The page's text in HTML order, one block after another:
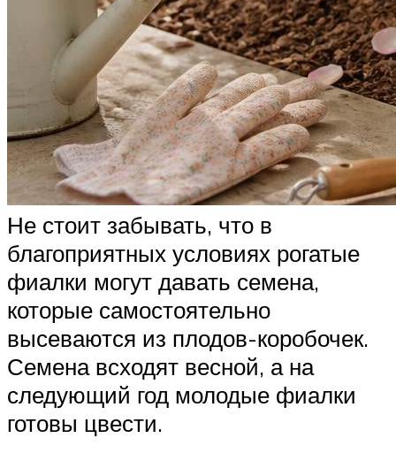
Не стоит забывать, что в
благоприятных условиях рогатые
фиалки могут давать семена,
которые самостоятельно
высеваются из плодов-коробочек.
Семена всходят весной, а на
следующий год молодые фиалки
готовы цвести.